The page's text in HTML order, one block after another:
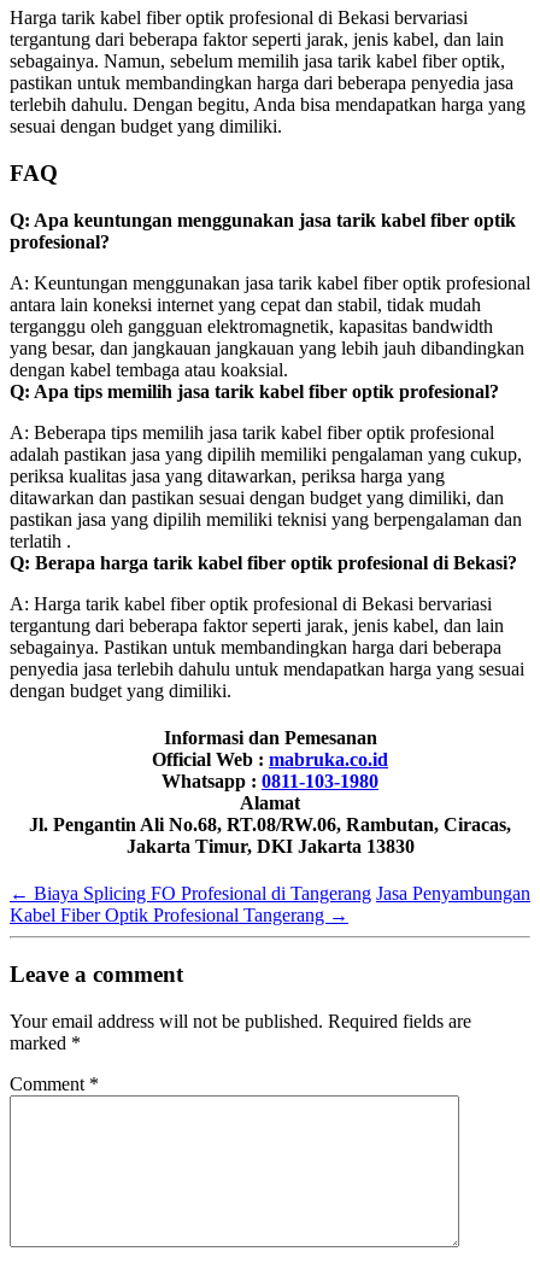
Harga tarik kabel fiber optik profesional di Bekasi bervariasi
tergantung dari beberapa faktor seperti jarak, jenis kabel, dan lain
sebagainya. Namun, sebelum memilih jasa tarik kabel fiber optik,
pastikan untuk membandingkan harga dari beberapa penyedia jasa
terlebih dahulu. Dengan begitu, Anda bisa mendapatkan harga yang
sesuai dengan budget yang dimiliki.
FAQ
Q: Apa keuntungan menggunakan jasa tarik kabel fiber optik
profesional?
A: Keuntungan menggunakan jasa tarik kabel fiber optik profesional
antara lain koneksi internet yang cepat dan stabil, tidak mudah
terganggu oleh gangguan elektromagnetik, kapasitas bandwidth
yang besar, dan jangkauan jangkauan yang lebih jauh dibandingkan
dengan kabel tembaga atau koaksial.
Q: Apa tips memilih jasa tarik kabel fiber optik profesional?
A: Beberapa tips memilih jasa tarik kabel fiber optik profesional
adalah pastikan jasa yang dipilih memiliki pengalaman yang cukup,
periksa kualitas jasa yang ditawarkan, periksa harga yang
ditawarkan dan pastikan sesuai dengan budget yang dimiliki, dan
pastikan jasa yang dipilih memiliki teknisi yang berpengalaman dan
terlatih .
Q: Berapa harga tarik kabel fiber optik profesional di Bekasi?
A: Harga tarik kabel fiber optik profesional di Bekasi bervariasi
tergantung dari beberapa faktor seperti jarak, jenis kabel, dan lain
sebagainya. Pastikan untuk membandingkan harga dari beberapa
penyedia jasa terlebih dahulu untuk mendapatkan harga yang sesuai
dengan budget yang dimiliki.
Informasi dan Pemesanan
Official Web : mabruka.co.id
Whatsapp : 0811-103-1980
Alamat
Jl. Pengantin Ali No.68, RT.08/RW.06, Rambutan, Ciracas,
Jakarta Timur, DKI Jakarta 13830
← Biaya Splicing FO Profesional di Tangerang Jasa Penyambungan
Kabel Fiber Optik Profesional Tangerang →
Leave a comment
Your email address will not be published. Required fields are
marked *
Comment *